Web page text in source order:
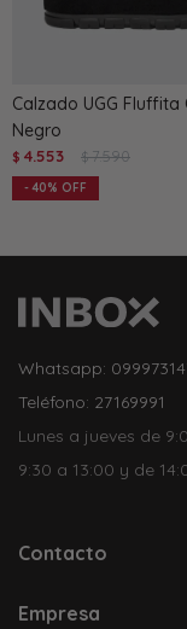
Calzado UGG Fluffita
Negro
$ 4.553 $ 7.590
40
Whatsapp:
Teléfono: 27169991
Lunes a jueves de
9:30 a 13:00 y de
Contacto
Empresa